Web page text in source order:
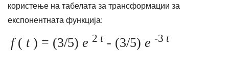
користење на табелата за трансформации за
експонентната функција:
f( t) = (3/5) e 2 t- (3/5) e -3 t